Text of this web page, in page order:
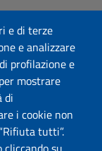
e di terze
e analizzare
profilazione e
mostrare
di
i cookie non
tutti”.